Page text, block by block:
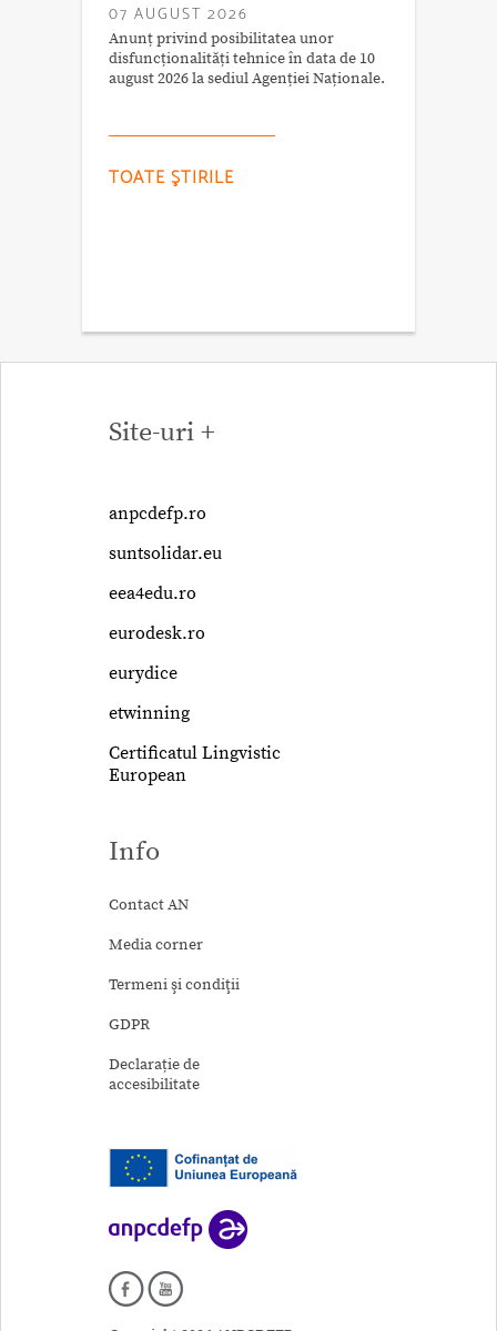
07 AUGUST 2026
Anunț privind posibilitatea unor
disfuncționalități tehnice în data de 10
august 2026 la sediul Agenției Naționale.
TOATE ŞTIRILE
Site-uri +
anpcdefp.ro
suntsolidar.eu
eea4edu.ro
eurodesk.ro
eurydice
etwinning
Certificatul Lingvistic
European
Info
Contact AN
Media corner
Termeni şi condiţii
GDPR
Declarație de
accesibilitate